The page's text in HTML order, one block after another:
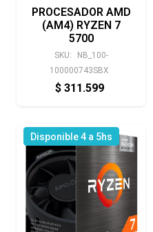
PROCESADOR AMD
(AM4) RYZEN 7
5700
SKU:
NB_100-
100000743SBX
$ 311.599
Disponible 4 a 5hs